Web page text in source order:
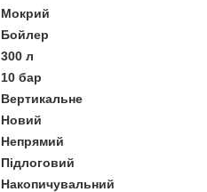
Мокрий
Бойлер
300 л
10 бар
Вертикальне
Новий
Непрямий
Підлоговий
Накопичувальний